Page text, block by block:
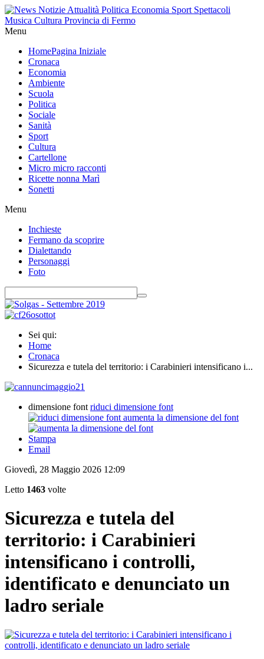
Menu
HomePagina Iniziale
Cronaca
Economia
Ambiente
Scuola
Politica
Sociale
Sanità
Sport
Cultura
Cartellone
Micro micro racconti
Ricette nonna Marì
Sonetti
Menu
Inchieste
Fermano da scoprire
Dialettando
Personaggi
Foto
Sei qui:
Home
Cronaca
Sicurezza e tutela del territorio: i Carabinieri intensificano i...
dimensione font riduci dimensione font
aumenta la dimensione del font
Stampa
Email
Giovedì, 28 Maggio 2026 12:09
Letto 1463 volte
Sicurezza e tutela del
territorio: i Carabinieri
intensificano i controlli,
identificato e denunciato un
ladro seriale